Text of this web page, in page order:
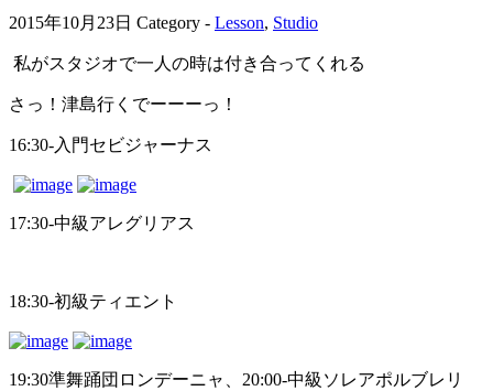
2015年10月23日 Category - Lesson, Studio
私がスタジオで一人の時は付き合ってくれる
さっ！津島行くでーーーっ！
16:30-入門セビジャーナス
17:30-中級アレグリアス
18:30-初級ティエント
19:30準舞踊団ロンデーニャ、20:00-中級ソレアポルブレリ